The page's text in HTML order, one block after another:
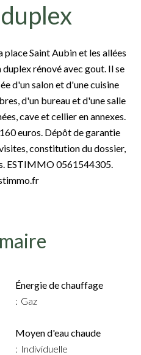
Saint Aubin et les allées
duplex rénové avec gout. Il se
d'un salon et d'une cuisine
d'un bureau et d'une salle
cave et cellier en annexes.
euros. Dépôt de garantie
constitution du dossier,
ESTIMMO 0561544305.
Énergie de chauffage
Gaz
Moyen d'eau chaude
Individuelle